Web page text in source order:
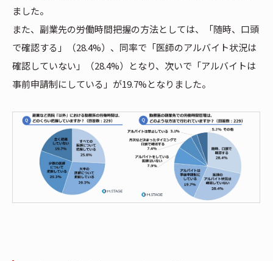
ました。
また、副業先の労働時間把握の方法としては、「随時、口頭
で確認する」（28.4%）、同率で「医師のアルバイト状況は
確認していない」（28.4%）となり、次いで「アルバイトは
事前申請制にしている」が19.7%となりました。